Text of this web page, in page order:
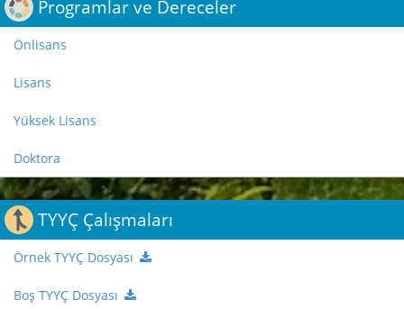
Programlar ve Dereceler
Önlisans
Lisans
Yüksek Lisans
Doktora
TYYÇ Çalışmaları
Örnek TYYÇ Dosyası
Boş TYYÇ Dosyası